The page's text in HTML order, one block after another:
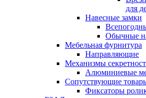
для
Навесные замки
Обычные
Мебельная фурнитура
Направляющие
Механизмы
Алюминиевые
Сопутствующие
Фиксаторы